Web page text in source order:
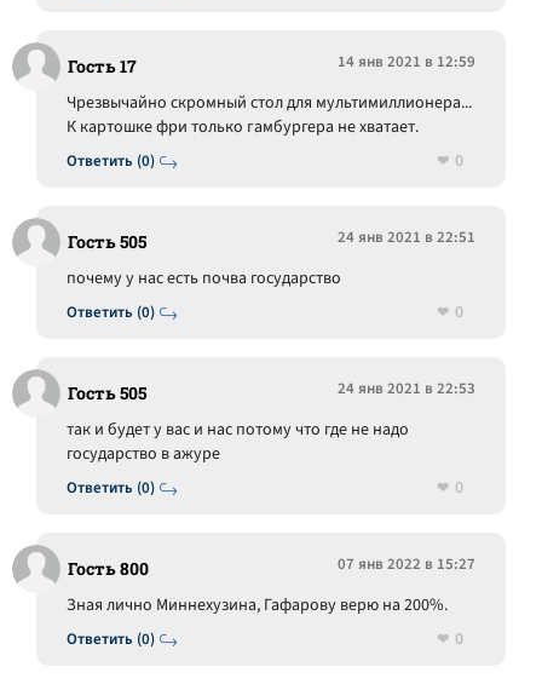
Гость 17 14 янв 2021 в 12:59
Ответить (0)
Чрезвычайно скромный стол для мультимиллионера...
К картошке фри только гамбургера не хватает.
0
Гость 505 24 янв 2021 в 22:51
Ответить (0)
почему у нас есть почва государство
0
Гость 505 24 янв 2021 в 22:53
Ответить (0)
так и будет у вас и нас потому что где не надо
государство в ажуре
0
Гость 800 07 янв 2022 в 15:27
Ответить (0)
Зная лично Миннехузина, Гафарову верю на 200%.
0